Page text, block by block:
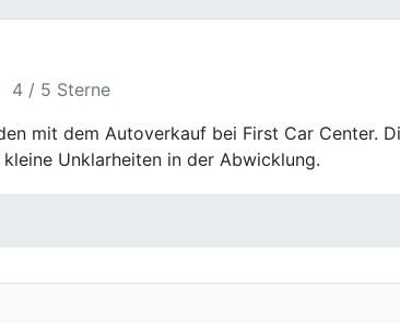
5 / 5 Sterne
Mal verkaufe ich mein Auto beim First
Wer seinen Gebrauchtwagen professionell